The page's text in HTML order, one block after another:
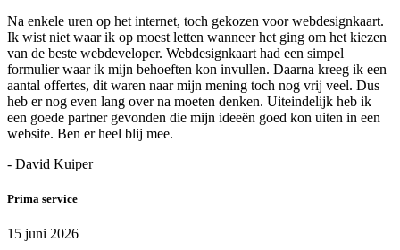
Na enkele uren op het internet, toch gekozen voor webdesignkaart.
Ik wist niet waar ik op moest letten wanneer het ging om het kiezen
van de beste webdeveloper. Webdesignkaart had een simpel
formulier waar ik mijn behoeften kon invullen. Daarna kreeg ik een
aantal offertes, dit waren naar mijn mening toch nog vrij veel. Dus
heb er nog even lang over na moeten denken. Uiteindelijk heb ik
een goede partner gevonden die mijn ideeën goed kon uiten in een
website. Ben er heel blij mee.
- David Kuiper
Prima service
15 juni 2026